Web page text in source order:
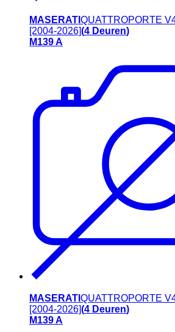
MASERATI QUATTROPORTE V
[2004-2026](4 Deuren)
M139 A
MASERATI QUATTROPORTE V
[2004-2026](4 Deuren)
M139 A